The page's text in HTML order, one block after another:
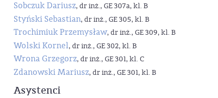
Sobczuk Dariusz, dr inż., GE 307a, kl. B
Styński Sebastian, dr inż., GE 305, kl. B
Trochimiuk Przemysław, dr inż., GE 309, kl. B
Wolski Kornel, dr inż., GE 302, kl. B
Wrona Grzegorz, dr inż., GE 301, kl. C
Zdanowski Mariusz, dr inż., GE 301, kl. B
Asystenci